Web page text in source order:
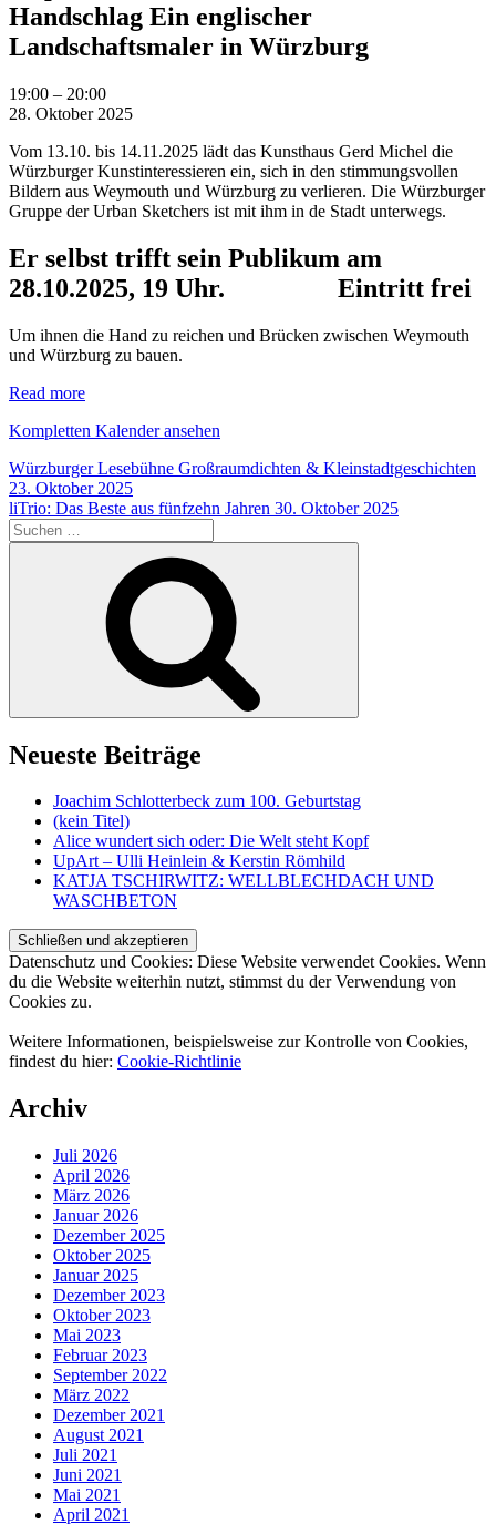
Handschlag Ein englischer
Landschaftsmaler in Würzburg
Stephen
Bithell
Brücken
sind
wie
ein
Ein
englischer
Landschaftsmaler
Würzburg
19:00 – 20:00
28. Oktober 2025
Vom 13.10. bis 14.11.2025 lädt das Kunsthaus Gerd Michel die
Würzburger Kunstinteressieren ein, sich in den stimmungsvollen
Bildern aus Weymouth und Würzburg zu verlieren. Die Würzburger
Gruppe der Urban Sketchers ist mit ihm in de Stadt unterwegs.
Er selbst trifft sein Publikum am
28.10.2025, 19 Uhr.
Eintritt frei
Um ihnen die Hand zu reichen und Brücken zwischen Weymouth
und Würzburg zu bauen.
Read more
Kompletten Kalender ansehen
Beitragsnavigation
Würzburger Lesebühne Großraumdichten & Kleinstadtgeschichten
23. Oktober 2025
liTrio: Das Beste aus fünfzehn Jahren 30. Oktober 2025
Suche
nach:
Neueste Beiträge
Joachim Schlotterbeck zum 100. Geburtstag
(kein Titel)
Alice wundert sich oder: Die Welt steht Kopf
UpArt – Ulli Heinlein & Kerstin Römhild
KATJA TSCHIRWITZ: WELLBLECHDACH UND
WASCHBETON
Datenschutz und Cookies: Diese Website verwendet Cookies. Wenn
du die Website weiterhin nutzt, stimmst du der Verwendung von
Cookies zu.
Weitere Informationen, beispielsweise zur Kontrolle von Cookies,
findest du hier: Cookie-Richtlinie
Archiv
Juli 2026
April 2026
März 2026
Januar 2026
Dezember 2025
Oktober 2025
Januar 2025
Dezember 2023
Oktober 2023
Mai 2023
Februar 2023
September 2022
März 2022
Dezember 2021
August 2021
Juli 2021
Juni 2021
Mai 2021
April 2021